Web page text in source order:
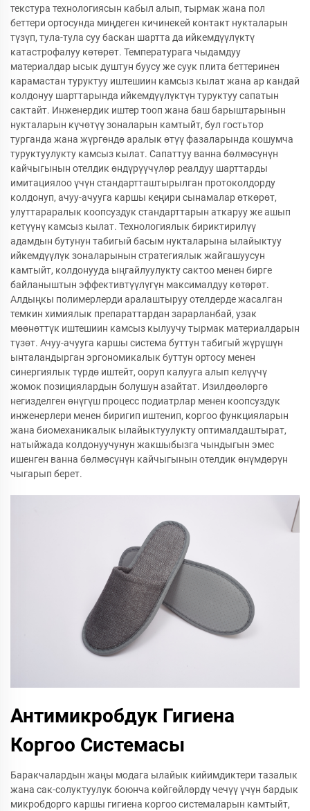
текстура технологиясын кабыл алып, тырмак жана пол
беттери ортосунда миңдеген кичинекей контакт нукталарын
түзүп, тула-тула суу баскан шартта да ийкемдүүлүктү
катастрофалуу көтөрөт. Температурага чыдамдуу
материалдар ысык душтун буусу же суук плита беттеринен
карамастан туруктуу иштешиин камсыз кылат жана ар кандай
колдонуу шарттарында ийкемдүүлүктүн туруктуу сапатын
сактайт. Инженердик иштер тооп жана баш барыштарынын
нукталарын күчөтүү зоналарын камтыйт, бул гостьтор
турганда жана жүргөндө аралык өтүү фазаларында кошумча
туруктуулукту камсыз кылат. Сапаттуу ванна бөлмөсүнүн
кайчыгынын отелдик өндүрүүчүлөр реалдуу шарттарды
имитациялоо үчүн стандартташтырылган протоколдорду
колдонуп, ачуу-ачууга каршы кеңири сынамалар өткөрөт,
улуттараралык коопсуздук стандарттарын аткаруу же ашып
кетүүнү камсыз кылат. Технологиялык бириктирилүү
адамдын бутунун табигый басым нукталарына ылайыктуу
ийкемдүүлүк зоналарынын стратегиялык жайгашуусун
камтыйт, колдонууда ыңгайлуулукту сактоо менен бирге
байланыштын эффективтүүлүгүн максималдуу көтөрөт.
Алдыңкы полимерлерди аралаштыруу отелдерде жасалган
темкин химиялык препараттардан зарарланбай, узак
мөөнөттүк иштешиин камсыз кылуучу тырмак материалдарын
түзөт. Ачуу-ачууга каршы система буттун табигый жүрүшүн
ынталандырган эргономикалык буттун ортосу менен
синергиялык түрдө иштейт, ооруп калууга алып келүүчү
жомок позициялардын болушун азайтат. Изилдөөлөргө
негизделген өнүгүш процесс подиатрлар менен коопсуздук
инженерлери менен биригип иштенип, коргоо функцияларын
жана биомеханикалык ылайыктуулукту оптималдаштырат,
натыйжада колдонуучунун жакшыбызга чындыгын эмес
ишенген ванна бөлмөсүнүн кайчыгынын отелдик өнүмдөрүн
чыгарып берет.
Антимикробдук Гигиена
Коргоо Системасы
Баракчалардын жаңы модага ылайык кийимдиктери тазалык
жана сак-солуктуулук боюнча көйгөйлөрдү чечүү үчүн бардык
микробдорго каршы гигиена коргоо системаларын камтыйт,